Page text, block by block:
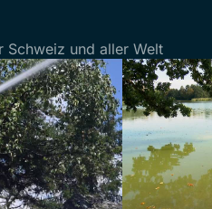
Schweiz und aller Welt